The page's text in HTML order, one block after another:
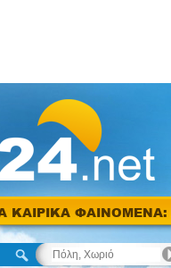
ΚΑΙΡΙΚΑ ΦΑΙΝΟΜΕΝΑ: